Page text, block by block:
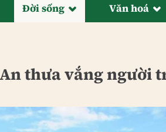
Đời sống Văn hoá
thưa vắng người